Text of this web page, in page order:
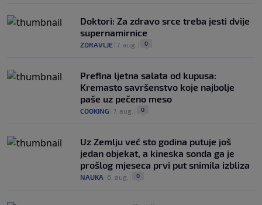
Doktori: Za zdravo srce treba jesti dvije
supernamirnice
ZDRAVLJE 7. aug. 0
Prefina ljetna salata od kupusa:
Kremasto savršenstvo koje najbolje
paše uz pečeno meso
COOKING 7. aug. 0
Uz Zemlju već sto godina putuje još
jedan objekat, a kineska sonda ga je
prošlog mjeseca prvi put snimila izbliza
NAUKA 6. aug. 0